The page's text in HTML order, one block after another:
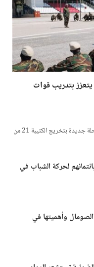
بتدريب قوات
اختتم التعاون العسكري بين الصومال وتركيا مرحلة جديدة بتخريج الكتيبة 21 من
مشتبه بانتمائهم لحركة الشباب في
وأهميتها في